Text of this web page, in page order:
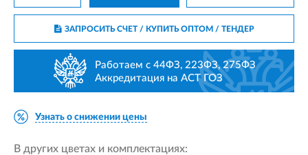
ЗАПРОСИТЬ СЧЕТ / КУПИТЬ ОПТОМ/ ТЕНДЕР
Работаем с 44ФЗ, 223ФЗ, 275ФЗ
Аккредитация на АСТ ГОЗ
Узнать о снижении цены
В других цветах и комплектациях: